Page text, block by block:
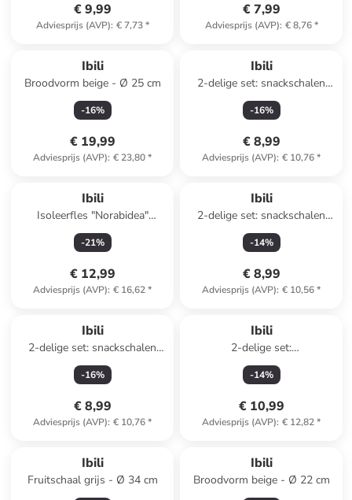
€ 9,99
Adviesprijs (AVP): € 7,73*
€ 7,99
Adviesprijs (AVP): € 8,76*
Ibili
Broodvorm beige - Ø 25 cm
-16%
€ 19,99
Adviesprijs (AVP): € 23,80*
Ibili
2-delige set: snackschalen
beige - Ø 15 cm
-16%
€ 8,99
Adviesprijs (AVP): € 10,76*
Ibili
Isoleerfles "Norabidea"
lichtblauw/donkerblauw - 500
ml
-21%
€ 12,99
Adviesprijs (AVP): € 16,62*
Ibili
2-delige set: snackschalen
grijs - Ø 15 cm
-14%
€ 8,99
Adviesprijs (AVP): € 10,56*
Ibili
2-delige set: snackschalen
rood - Ø 15 cm
-16%
€ 8,99
Adviesprijs (AVP): € 10,76*
Ibili
2-delige set:
levensmiddelthermometer
zilverkleurig
-14%
€ 10,99
Adviesprijs (AVP): € 12,82*
Ibili
Fruitschaal grijs - Ø 34 cm
Ibili
Broodvorm beige - Ø 22 cm